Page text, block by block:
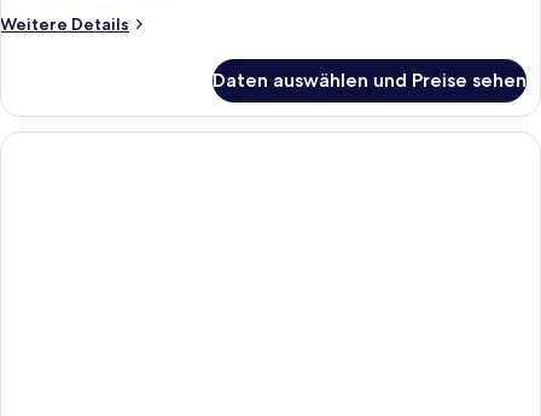
Weitere Details
Weitere
Suite,
Terrasse,
Buchtblick
Daten auswählen und Preise sehen